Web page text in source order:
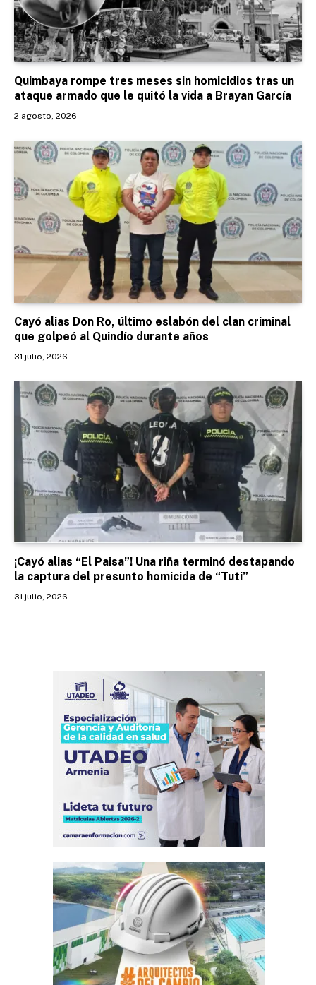
Quimbaya rompe tres meses sin homicidios tras un
ataque armado que le quitó la vida a Brayan García
2 agosto, 2026
Cayó alias Don Ro, último eslabón del clan criminal
que golpeó al Quindío durante años
31 julio, 2026
¡Cayó alias “El Paisa”! Una riña terminó destapando
la captura del presunto homicida de “Tuti”
31 julio, 2026